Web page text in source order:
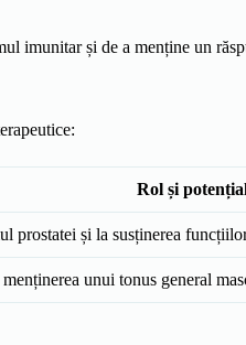
imunitar și de a menține un
Rol și
prostatei și la susținerea
unui tonus general